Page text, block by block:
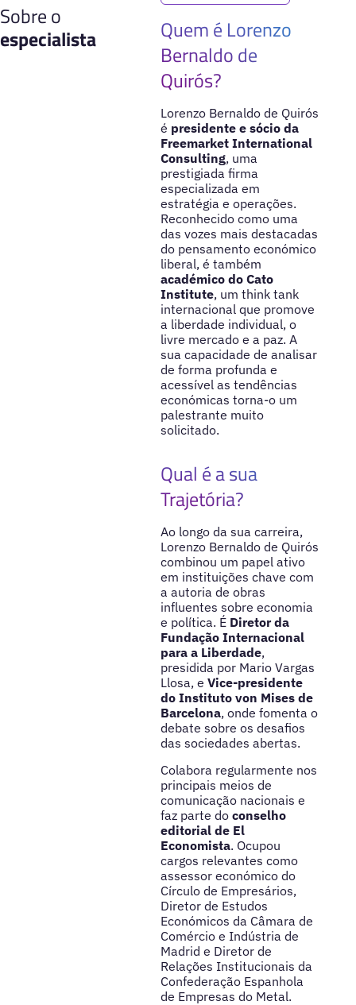
Sobre o
especialista
Quem é Lorenzo
Bernaldo de
Quirós?
Lorenzo Bernaldo de Quirós
é presidente e sócio da
Freemarket International
Consulting, uma
prestigiada firma
especializada em
estratégia e operações.
Reconhecido como uma
das vozes mais destacadas
do pensamento económico
liberal, é também
académico do Cato
Institute, um think tank
internacional que promove
a liberdade individual, o
livre mercado e a paz. A
sua capacidade de analisar
de forma profunda e
acessível as tendências
económicas torna-o um
palestrante muito
solicitado.
Qual é a sua
Trajetória?
Ao longo da sua carreira,
Lorenzo Bernaldo de Quirós
combinou um papel ativo
em instituições chave com
a autoria de obras
influentes sobre economia
e política. É Diretor da
Fundação Internacional
para a Liberdade,
presidida por Mario Vargas
Llosa, e Vice-presidente
do Instituto von Mises de
Barcelona, onde fomenta o
debate sobre os desafios
das sociedades abertas.
Colabora regularmente nos
principais meios de
comunicação nacionais e
faz parte do conselho
editorial de El
Economista. Ocupou
cargos relevantes como
assessor económico do
Círculo de Empresários,
Diretor de Estudos
Económicos da Câmara de
Comércio e Indústria de
Madrid e Diretor de
Relações Institucionais da
Confederação Espanhola
de Empresas do Metal.